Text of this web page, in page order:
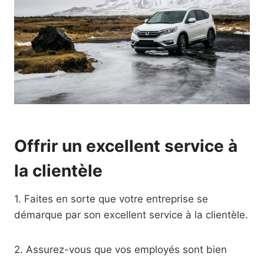
Offrir un excellent service à
la clientèle
1. Faites en sorte que votre entreprise se
démarque par son excellent service à la clientèle.
2. Assurez-vous que vos employés sont bien